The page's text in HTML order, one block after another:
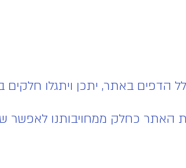
הדפים באתר, יתכן ויתגלו
כחלק ממחויבותנו לאפשר